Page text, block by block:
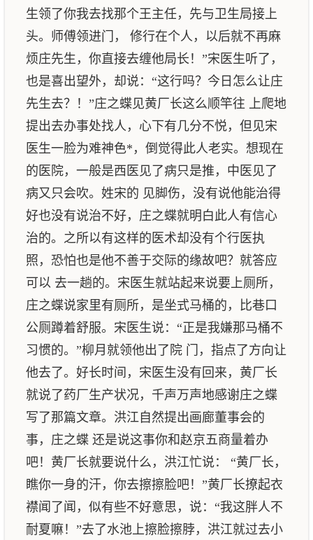
生领了你我去找那个王主任，先与卫生局接上
头。师傅领进门， 修行在个人，以后就不再麻
烦庄先生，你直接去缠他局长！”宋医生听了，
也是喜出望外，却说：“这行吗？今日怎么让庄
先生去？！”庄之蝶见黄厂长这么顺竿往 上爬地
提出去办事处找人，心下有几分不悦，但见宋
医生一脸为难神色*，倒觉得此人老实。想现在
的医院，一般是西医见了病只是推，中医见了
病又只会吹。姓宋的 见脚伤，没有说他能治得
好也没有说治不好，庄之蝶就明白此人有信心
治的。之所以有这样的医术却没有个行医执
照，恐怕也是他不善于交际的缘故吧？就答应
可以 去一趟的。宋医生就站起来说要上厕所，
庄之蝶说家里有厕所，是坐式马桶的，比巷口
公厕蹲着舒服。宋医生说：“正是我嫌那马桶不
习惯的。”柳月就领他出了院 门，指点了方向让
他去了。好长时间，宋医生没有回来，黄厂长
就说了药厂生产状况，千声万声地感谢庄之蝶
写了那篇文章。洪江自然提出画廊董事会的
事，庄之蝶 还是说这事你和赵京五商量着办
吧！黄厂长就要说什么，洪江忙说： “黄厂长，
瞧你一身的汗，你去擦擦脸吧！”黄厂长撩起衣
襟闻了闻，似有些不好意思，说：“我这胖人不
耐夏嘛！”去了水池上擦脸擦脖，洪江就过去小